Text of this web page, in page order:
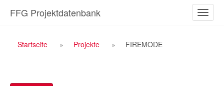
Inhalt
ein-/
FFG Projektdatenbank
Breadcrumb
Startseite Projekte FIREMODE